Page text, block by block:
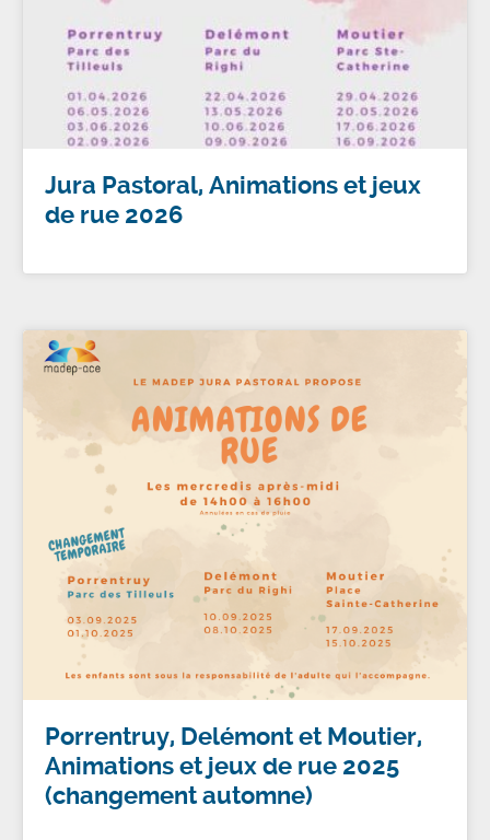
Jura Pastoral, Animations et jeux
de rue 2026
Porrentruy, Delémont et Moutier,
Animations et jeux de rue 2025
(changement automne)